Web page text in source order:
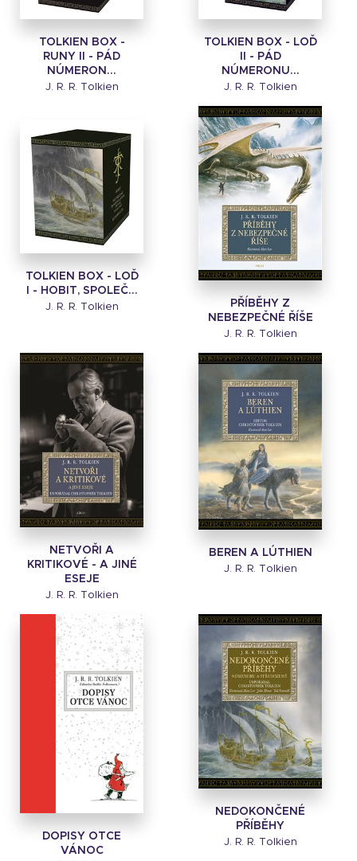
TOLKIEN BOX -
RUNY II - PÁD
NÚMERON...
J. R. R. Tolkien
TOLKIEN BOX - LOĎ
II - PÁD
NÚMERONU...
J. R. R. Tolkien
TOLKIEN BOX - LOĎ
I - HOBIT, SPOLEČ...
J. R. R. Tolkien
PŘÍBĚHY Z
NEBEZPEČNÉ ŘÍŠE
J. R. R. Tolkien
NETVOŘI A
KRITIKOVÉ - A JINÉ
ESEJE
J. R. R. Tolkien
BEREN A LÚTHIEN
J. R. R. Tolkien
DOPISY OTCE
VÁNOC
NEDOKONČENÉ
PŘÍBĚHY
J. R. R. Tolkien